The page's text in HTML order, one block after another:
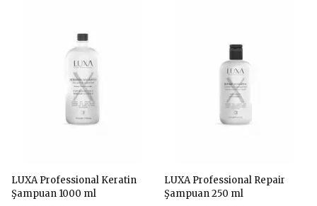
LUXA Professional Keratin
Şampuan 1000 ml
LUXA Professional Repair
Şampuan 250 ml